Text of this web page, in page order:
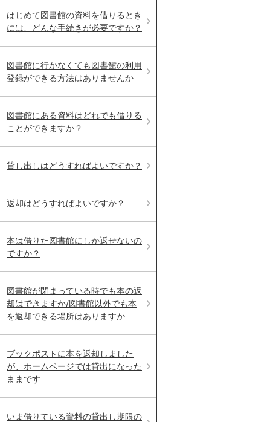
はじめて図書館の資料を借りるとき
には、どんな手続きが必要ですか？
図書館に行かなくても図書館の利用
登録ができる方法はありませんか
図書館にある資料はどれでも借りる
ことができますか？
貸し出しはどうすればよいですか？
返却はどうすればよいですか？
本は借りた図書館にしか返せないの
ですか？
図書館が閉まっている時でも本の返
却はできますか/図書館以外でも本
を返却できる場所はありますか
ブックポストに本を返却しました
が、ホームページでは貸出になった
ままです
いま借りている資料の貸出し期限の